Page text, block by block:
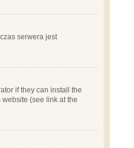
serwera jest
if they can install the
(see link at the